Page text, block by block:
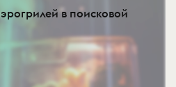
в поисковой